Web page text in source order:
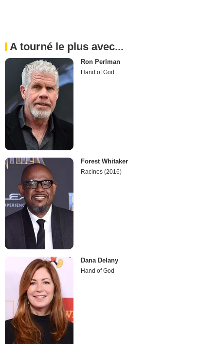
A tourné le plus avec...
Ron Perlman
Hand of God
Forest Whitaker
Racines (2016)
Dana Delany
Hand of God